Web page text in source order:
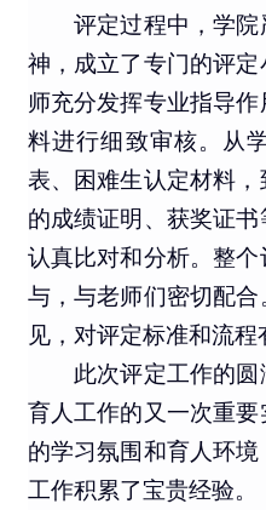
评定过程中，学院
神，成立了专门的评
师充分发挥专业指导
料进行细致审核。从
表、困难生认定材料
的成绩证明、获奖证
认真比对和分析。整
与，与老师们密切配
见，对评定标准和流程
此次评定工作的圆
育人工作的又一次重
的学习氛围和育人环
工作积累了宝贵经验。